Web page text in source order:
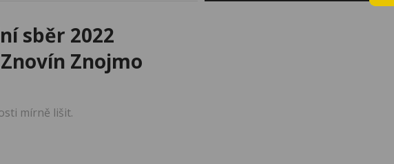
sběr 2022
Znojmo
mírně lišit.